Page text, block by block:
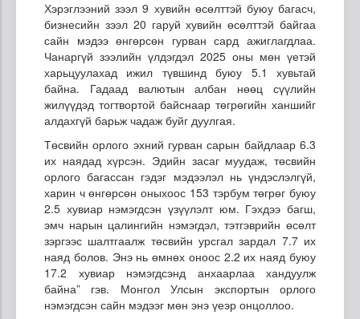
Хэрэглээний зээл 9 хувийн өсөлттэй буюу багасч,
бизнесийн зээл 20 гаруй хувийн өсөлттэй байгаа
сайн мэдээ өнгөрсөн гурван сард ажиглагдлаа.
Чанаргүй зээлийн үлдэгдэл 2025 оны мөн үетэй
харьцуулахад ижил түвшинд буюу 5.1 хувьтай
байна. Гадаад валютын албан нөөц сүүлийн
жилүүдэд тогтвортой байснаар төгрөгийн ханшийг
алдахгүй барьж чадаж буйг дуулгая.
Төсвийн орлого эхний гурван сарын байдлаар 6.3
их наядад хүрсэн. Эдийн засаг муудаж, төсвийн
орлого багассан гэдэг мэдээлэл нь үндэслэлгүй,
харин ч өнгөрсөн оныхоос 153 тэрбум төгрөг буюу
2.5 хувиар нэмэгдсэн үзүүлэлт юм. Гэхдээ багш,
эмч нарын цалингийн нэмэгдэл, тэтгэврийн өсөлт
зэргээс шалтгаалж төсвийн урсгал зардал 7.7 их
наяд болов. Энэ нь өмнөх оноос 2.2 их наяд буюу
17.2 хувиар нэмэгдсэнд анхаарлаа хандуулж
байна” гэв. Монгол Улсын экспортын орлого
нэмэгдсэн сайн мэдээг мөн энэ үеэр онцоллоо.